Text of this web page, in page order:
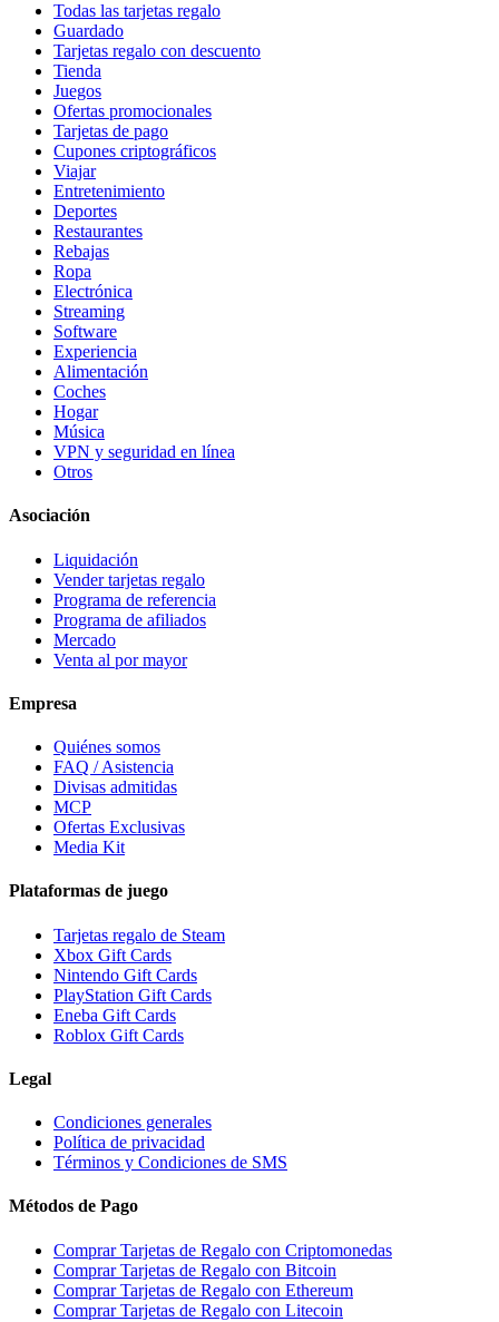
Todas las tarjetas regalo
Guardado
Tarjetas regalo con descuento
Tienda
Juegos
Ofertas promocionales
Tarjetas de pago
Cupones criptográficos
Viajar
Entretenimiento
Deportes
Restaurantes
Rebajas
Ropa
Electrónica
Streaming
Software
Experiencia
Alimentación
Coches
Hogar
Música
VPN y seguridad en línea
Otros
Asociación
Liquidación
Vender tarjetas regalo
Programa de referencia
Programa de afiliados
Mercado
Venta al por mayor
Empresa
Quiénes somos
FAQ / Asistencia
Divisas admitidas
MCP
Ofertas Exclusivas
Media Kit
Plataformas de juego
Tarjetas regalo de Steam
Xbox Gift Cards
Nintendo Gift Cards
PlayStation Gift Cards
Eneba Gift Cards
Roblox Gift Cards
Legal
Condiciones generales
Política de privacidad
Términos y Condiciones de SMS
Métodos de Pago
Comprar Tarjetas de Regalo con Criptomonedas
Comprar Tarjetas de Regalo con Bitcoin
Comprar Tarjetas de Regalo con Ethereum
Comprar Tarjetas de Regalo con Litecoin